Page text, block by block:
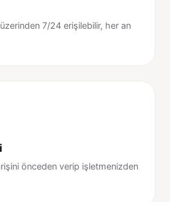
7/24 erişilebilir, her an
önceden verip işletmenizden